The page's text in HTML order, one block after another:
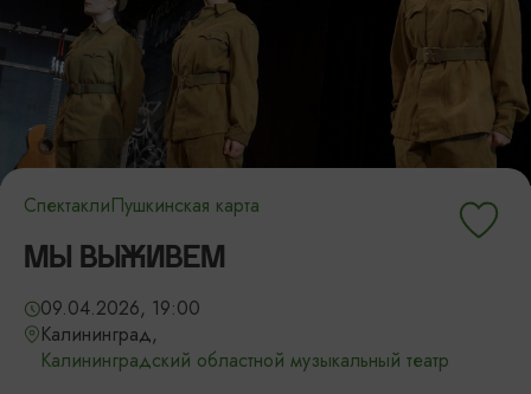
СпектаклиПушкинская карта
МЫ ВЫЖИВЕМ
09.04.2026, 19:00
Калининград,
Калининградский областной музыкальный театр